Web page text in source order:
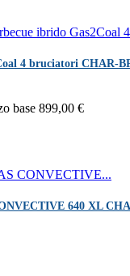
4 bruciatori CHAR-
base 899,00 €
640 XL